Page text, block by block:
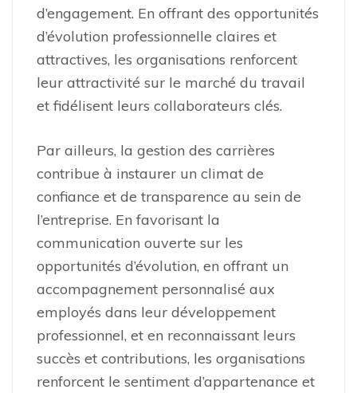
d’engagement. En offrant des opportunités
d’évolution professionnelle claires et
attractives, les organisations renforcent
leur attractivité sur le marché du travail
et fidélisent leurs collaborateurs clés.
Par ailleurs, la gestion des carrières
contribue à instaurer un climat de
confiance et de transparence au sein de
l’entreprise. En favorisant la
communication ouverte sur les
opportunités d’évolution, en offrant un
accompagnement personnalisé aux
employés dans leur développement
professionnel, et en reconnaissant leurs
succès et contributions, les organisations
renforcent le sentiment d’appartenance et